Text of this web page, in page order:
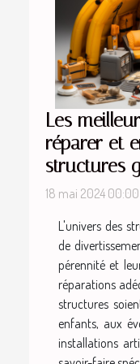
Les
réparer et
structures
18 mai 2024 00:00
L'univers des
de
pérennité et
réparations
structures
enfants, aux
installations